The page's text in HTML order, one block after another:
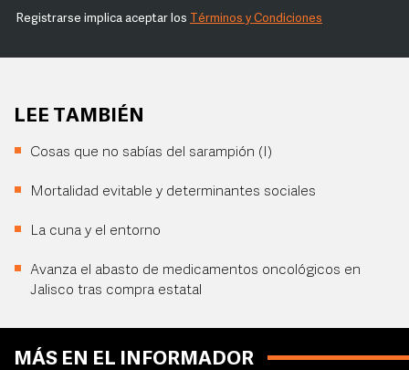
Registrarse implica aceptar los Términos y Condiciones
LEE TAMBIÉN
Cosas que no sabías del sarampión (I)
Mortalidad evitable y determinantes sociales
La cuna y el entorno
Avanza el abasto de medicamentos oncológicos en
Jalisco tras compra estatal
MÁS EN EL INFORMADOR